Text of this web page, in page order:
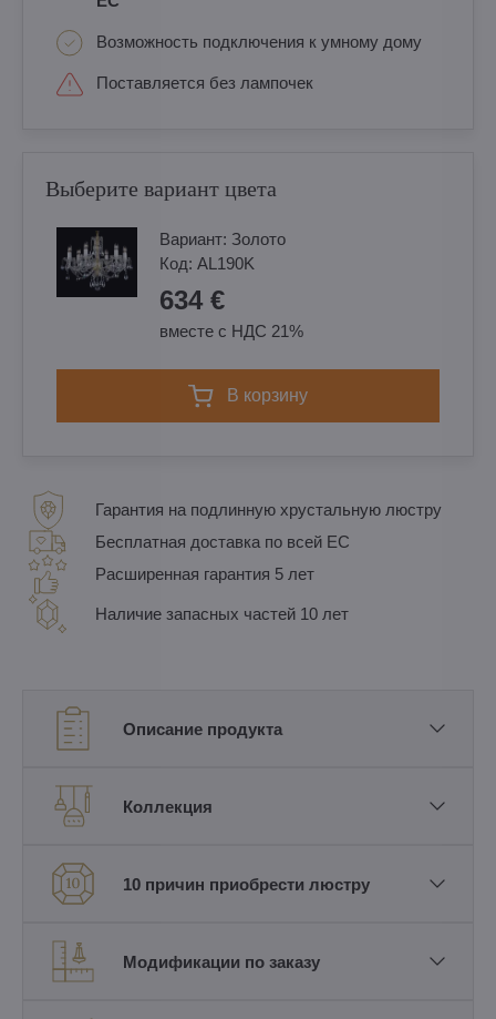
Возможность подключения к умному дому
Поставляется без лампочек
Выберите вариант цвета
Вариант: Золотo
Код: AL190K
634 €
вместе с НДС 21%
в корзину
Гарантия на подлинную хрустальную люстру
Бесплатная доставка по всей ЕС
Расширенная гарантия 5 лет
Наличие запасных частей 10 лет
Описание продукта
Коллекция
10 причин приобрести люстру
Модификации по заказу